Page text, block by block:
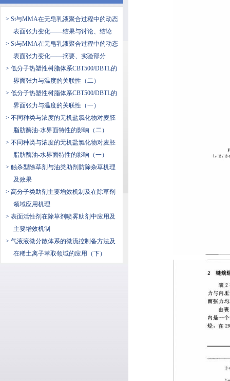
> St与MMA在无皂乳液聚合过程中的动态
表面张力变化——结果与讨论、结论
> St与MMA在无皂乳液聚合过程中的动态
表面张力变化——摘要、实验部分
> 低分子热塑性树脂体系CBT500/DBTL的
界面张力与温度的关联性（二）
> 低分子热塑性树脂体系CBT500/DBTL的
界面张力与温度的关联性（一）
> 不同种类与浓度的无机盐氯化物对麦胚
脂肪酶油-水界面特性的影响（二）
> 不同种类与浓度的无机盐氯化物对麦胚
脂肪酶油-水界面特性的影响（一）
> 触杀型除草剂与油类助剂防除杂草机理
及效果
> 高分子类助剂主要增效机制及在除草剂
领域应用机理
> 表面活性剂在除草剂喷雾助剂中应用及
主要增效机制
> 气液液微分散体系的微流控制备方法及
在稀土离子萃取领域的应用（下）